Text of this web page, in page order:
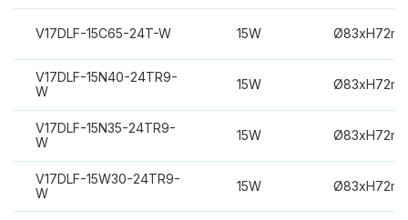
V17DLF-15C65-24T-W 15W
V17DLF-15N40-24TR9-
W
15W
V17DLF-15N35-24TR9-
W
15W
V17DLF-15W30-24TR9-
W
15W